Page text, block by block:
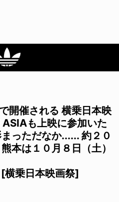
開催される 横乗日本映
も上映に参加いた
っただなか...... 約２０
本は１０月８日（土）
乗日本映画祭]